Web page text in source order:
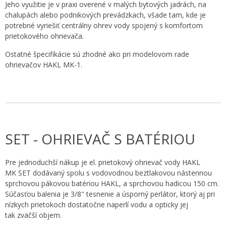
Jeho využitie je v praxi overené v malých bytových jadrách, na
chalupách alebo podnikových prevádzkach, všade tam, kde je
potrebné vyriešiť centrálny ohrev vody spojený s komfortom
prietokového ohrievača.
Ostatné špecifikácie sú zhodné ako pri modelovom rade
ohrievačov HAKL MK-1.
SET - OHRIEVAČ S BATÉRIOU
Pre jednoduchší nákup je el. prietokový ohrievač vody HAKL
MK SET dodávaný spolu s vodovodnou beztlakovou nástennou
sprchovou pákovou batériou HAKL, a sprchovou hadicou 150 cm.
Súčasťou balenia je 3/8" tesnenie a úsporný perlátor, ktorý aj pri
nízkych prietokoch dostatočne naperlí vodu a opticky jej
tak zväčší objem.